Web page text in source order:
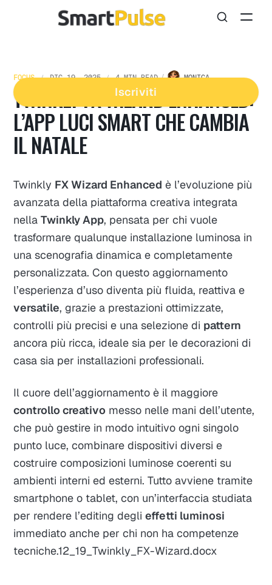
Iscriviti
FOCUS DIC 19, 2025 4 MIN READ MONICA
TWINKLY FX WIZARD ENHANCED:
L’APP LUCI SMART CHE CAMBIA
IL NATALE
Twinkly FX Wizard Enhanced è l’evoluzione più
avanzata della piattaforma creativa integrata
nellaTwinkly App, pensata per chi vuole
trasformare qualunque installazione luminosa in
una scenografia dinamica e completamente
personalizzata. Con questo aggiornamento
l’esperienza d’uso diventa più fluida, reattiva e
versatile, grazie a prestazioni ottimizzate,
controlli più precisi e una selezione di pattern
ancora più ricca, ideale sia per le decorazioni di
casa sia per installazioni professionali.​
Il cuore dell’aggiornamento è il maggiore
controllo creativo messo nelle mani dell’utente,
che può gestire in modo intuitivo ogni singolo
punto luce, combinare dispositivi diversi e
costruire composizioni luminose coerenti su
ambienti interni ed esterni. Tutto avviene tramite
smartphone o tablet, con un’interfaccia studiata
per rendere l’editing deglieffetti luminosi
immediato anche per chi non ha competenze
tecniche.12_19_Twinkly_FX-Wizard.docx​